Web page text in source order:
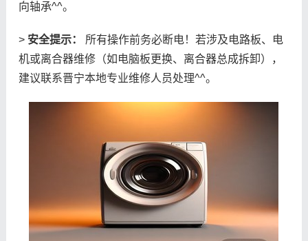
向轴承^^。
> 安全提示：
所有操作前务必断电！若涉及电路板、电
机或离合器维修（如电脑板更换、离合器总成拆卸），
建议联系晋宁本地专业维修人员处理^^。